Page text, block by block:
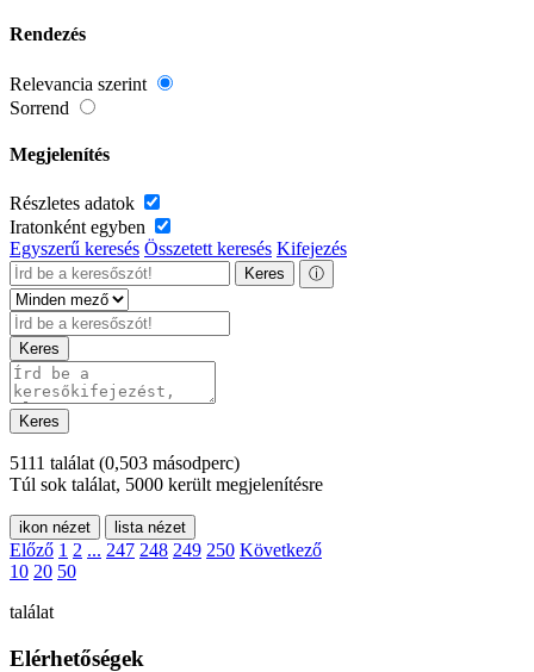
Rendezés
Relevancia szerint
Sorrend
Megjelenítés
Részletes adatok
Iratonként egyben
Egyszerű keresés Összetett keresés Kifejezés
Keres ⓘ
Keres
Keres
5111 találat (0,503 másodperc)
Túl sok találat, 5000 került megjelenítésre
ikon nézet lista nézet
Előző 1 2 ... 247 248 249 250 Következő
10 20 50
találat
Elérhetőségek